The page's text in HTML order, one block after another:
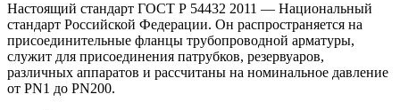
Настоящий стандарт ГОСТ Р 54432 2011 — Национальный
стандарт Российской Федерации. Он распространяется на
присоединительные фланцы трубопроводной арматуры,
служит для присоединения патрубков, резервуаров,
различных аппаратов и рассчитаны на номинальное давление
от PN1 до PN200.